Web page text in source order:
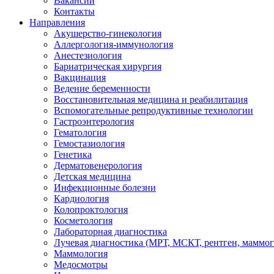
Контакты
Направления
Акушерство-гинекология
Аллергология-иммунология
Анестезиология
Бариатрическая хирургия
Вакцинация
Ведение беременности
Восстановительная медицина и реабилитация
Вспомогательные репродуктивные технологии
Гастроэнтерология
Гематология
Гемостазиология
Генетика
Дерматовенерология
Детская медицина
Инфекционные болезни
Кардиология
Колопроктология
Косметология
Лабораторная диагностика
Лучевая диагностика (МРТ, МСКТ, рентген,
Маммология
Медосмотры